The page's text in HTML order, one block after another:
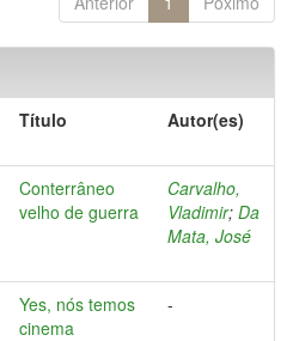
Título Autor(es)
Conterrâneo
velho de guerra
Carvalho,
Vladimir; Da
Mata, José
Yes, nós temos
cinema
-